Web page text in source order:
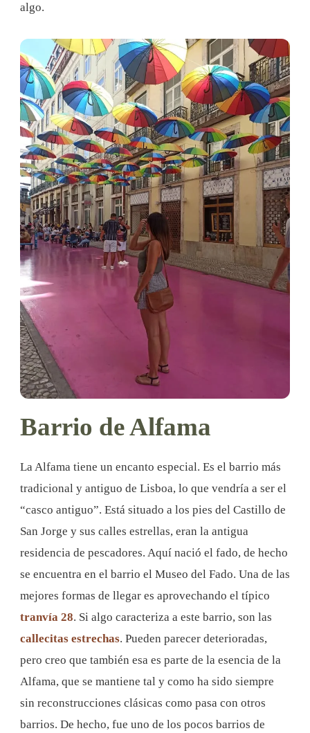
algo.
Barrio de Alfama
La Alfama tiene un encanto especial. Es el barrio más
tradicional y antiguo de Lisboa, lo que vendría a ser el
“casco antiguo”. Está situado a los pies del Castillo de
San Jorge y sus calles estrellas, eran la antigua
residencia de pescadores. Aquí nació el fado, de hecho
se encuentra en el barrio el Museo del Fado. Una de las
mejores formas de llegar es aprovechando el típico
tranvía 28. Si algo caracteriza a este barrio, son las
callecitas estrechas. Pueden parecer deterioradas,
pero creo que también esa es parte de la esencia de la
Alfama, que se mantiene tal y como ha sido siempre
sin reconstrucciones clásicas como pasa con otros
barrios. De hecho, fue uno de los pocos barrios de